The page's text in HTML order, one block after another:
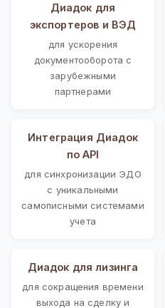
Диадок для
экспортеров и ВЭД
для ускорения
документооборота с
зарубежными
партнерами
Интеграция Диадок
по API
для синхронизации ЭДО
с уникальными
самописными системами
учета
Диадок для лизинга
для сокращения времени
выхода на сделку и